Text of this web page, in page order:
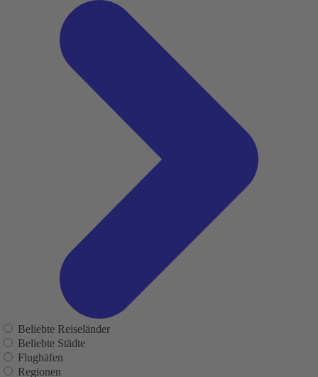
Beliebte Reiseländer
Beliebte Städte
Flughäfen
Regionen